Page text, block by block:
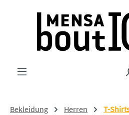
Zum Hauptinhalt springen
Bekleidung Herren T-